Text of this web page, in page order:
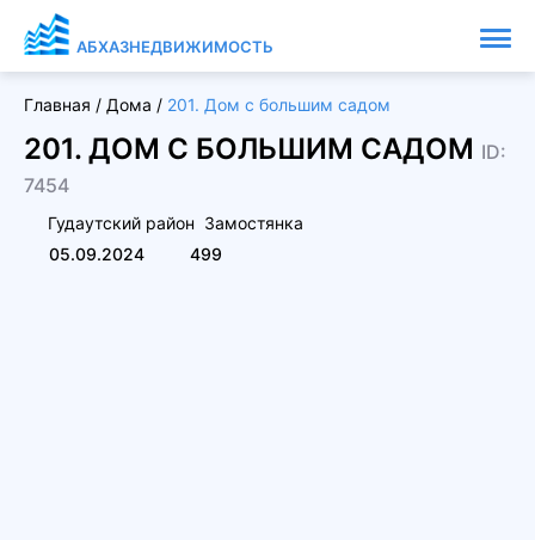
АБХАЗНЕДВИЖИМОСТЬ
Главная / Дома / 201. Дом с большим садом
201. ДОМ С БОЛЬШИМ САДОМ ID:
7454
Гудаутский район Замостянка
05.09.2024
499